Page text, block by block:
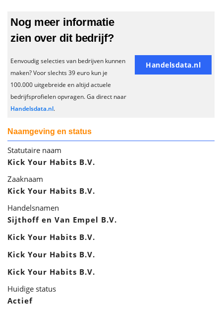
Nog meer informatie
zien over dit bedrijf?
Eenvoudig selecties van bedrijven kunnen
maken? Voor slechts 39 euro kun je
100.000 uitgebreide en altijd actuele
bedrijfsprofielen opvragen. Ga direct naar
Handelsdata.nl.
Handelsdata.nl
Naamgeving en status
Statutaire naam
Kick Your Habits B.V.
Zaaknaam
Kick Your Habits B.V.
Handelsnamen
Sijthoff en Van Empel B.V.
Kick Your Habits B.V.
Kick Your Habits B.V.
Kick Your Habits B.V.
Huidige status
Actief